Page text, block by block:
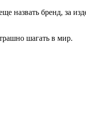
бренд, за
шагать в мир.